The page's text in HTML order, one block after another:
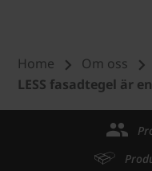
Home Om oss
LESS fasadtegel är